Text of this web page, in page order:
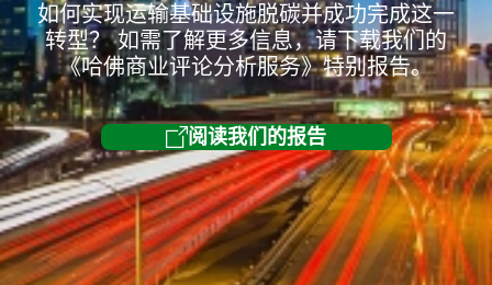
如何实现运输基础设施脱碳并成功完成这一
转型？ 如需了解更多信息，请下载我们的
《哈佛商业评论分析服务》特别报告。